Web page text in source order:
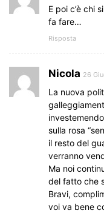
E poi c’è chi
fa fare…
Risposta
Nicola 26
La nuova
sulla rosa
il resto del
verranno
Ma noi
del fatto che
Bravi,
voi va bene